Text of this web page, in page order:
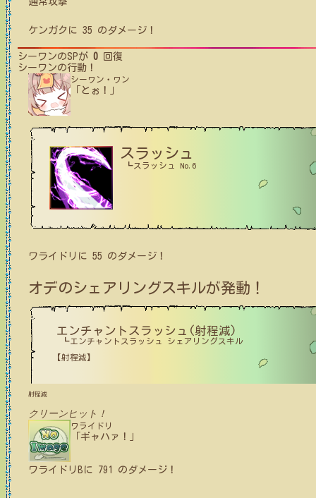
ケンガク に 35 のダメージ！
シーワンのSPが 0 回復
シーワンの行動！
シーワン・ワン
「とぉ！」
スラッシュ
┗スラッシュ No.6
ワライドリ に 55 のダメージ！
オデのシェアリングスキルが発動！
エンチャントスラッシュ(射程減)
┗エンチャントスラッシュ シェアリングスキル
【射程減】
射程減
クリーンヒット！
ワライドリ
「ギャハァ！」
ワライドリB に 791 のダメージ！